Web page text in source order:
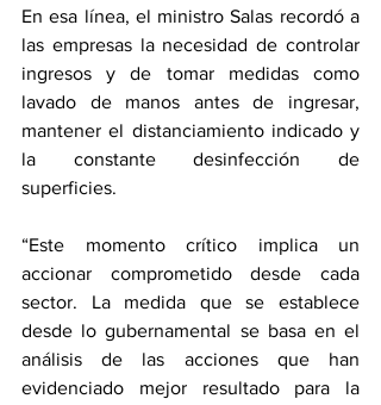
En esa línea, el ministro Salas recordó a
las empresas la necesidad de controlar
ingresos y de tomar medidas como
lavado de manos antes de ingresar,
mantener el distanciamiento indicado y
la constante desinfección de
superficies.
“Este momento crítico implica un
accionar comprometido desde cada
sector. La medida que se establece
desde lo gubernamental se basa en el
análisis de las acciones que han
evidenciado mejor resultado para la